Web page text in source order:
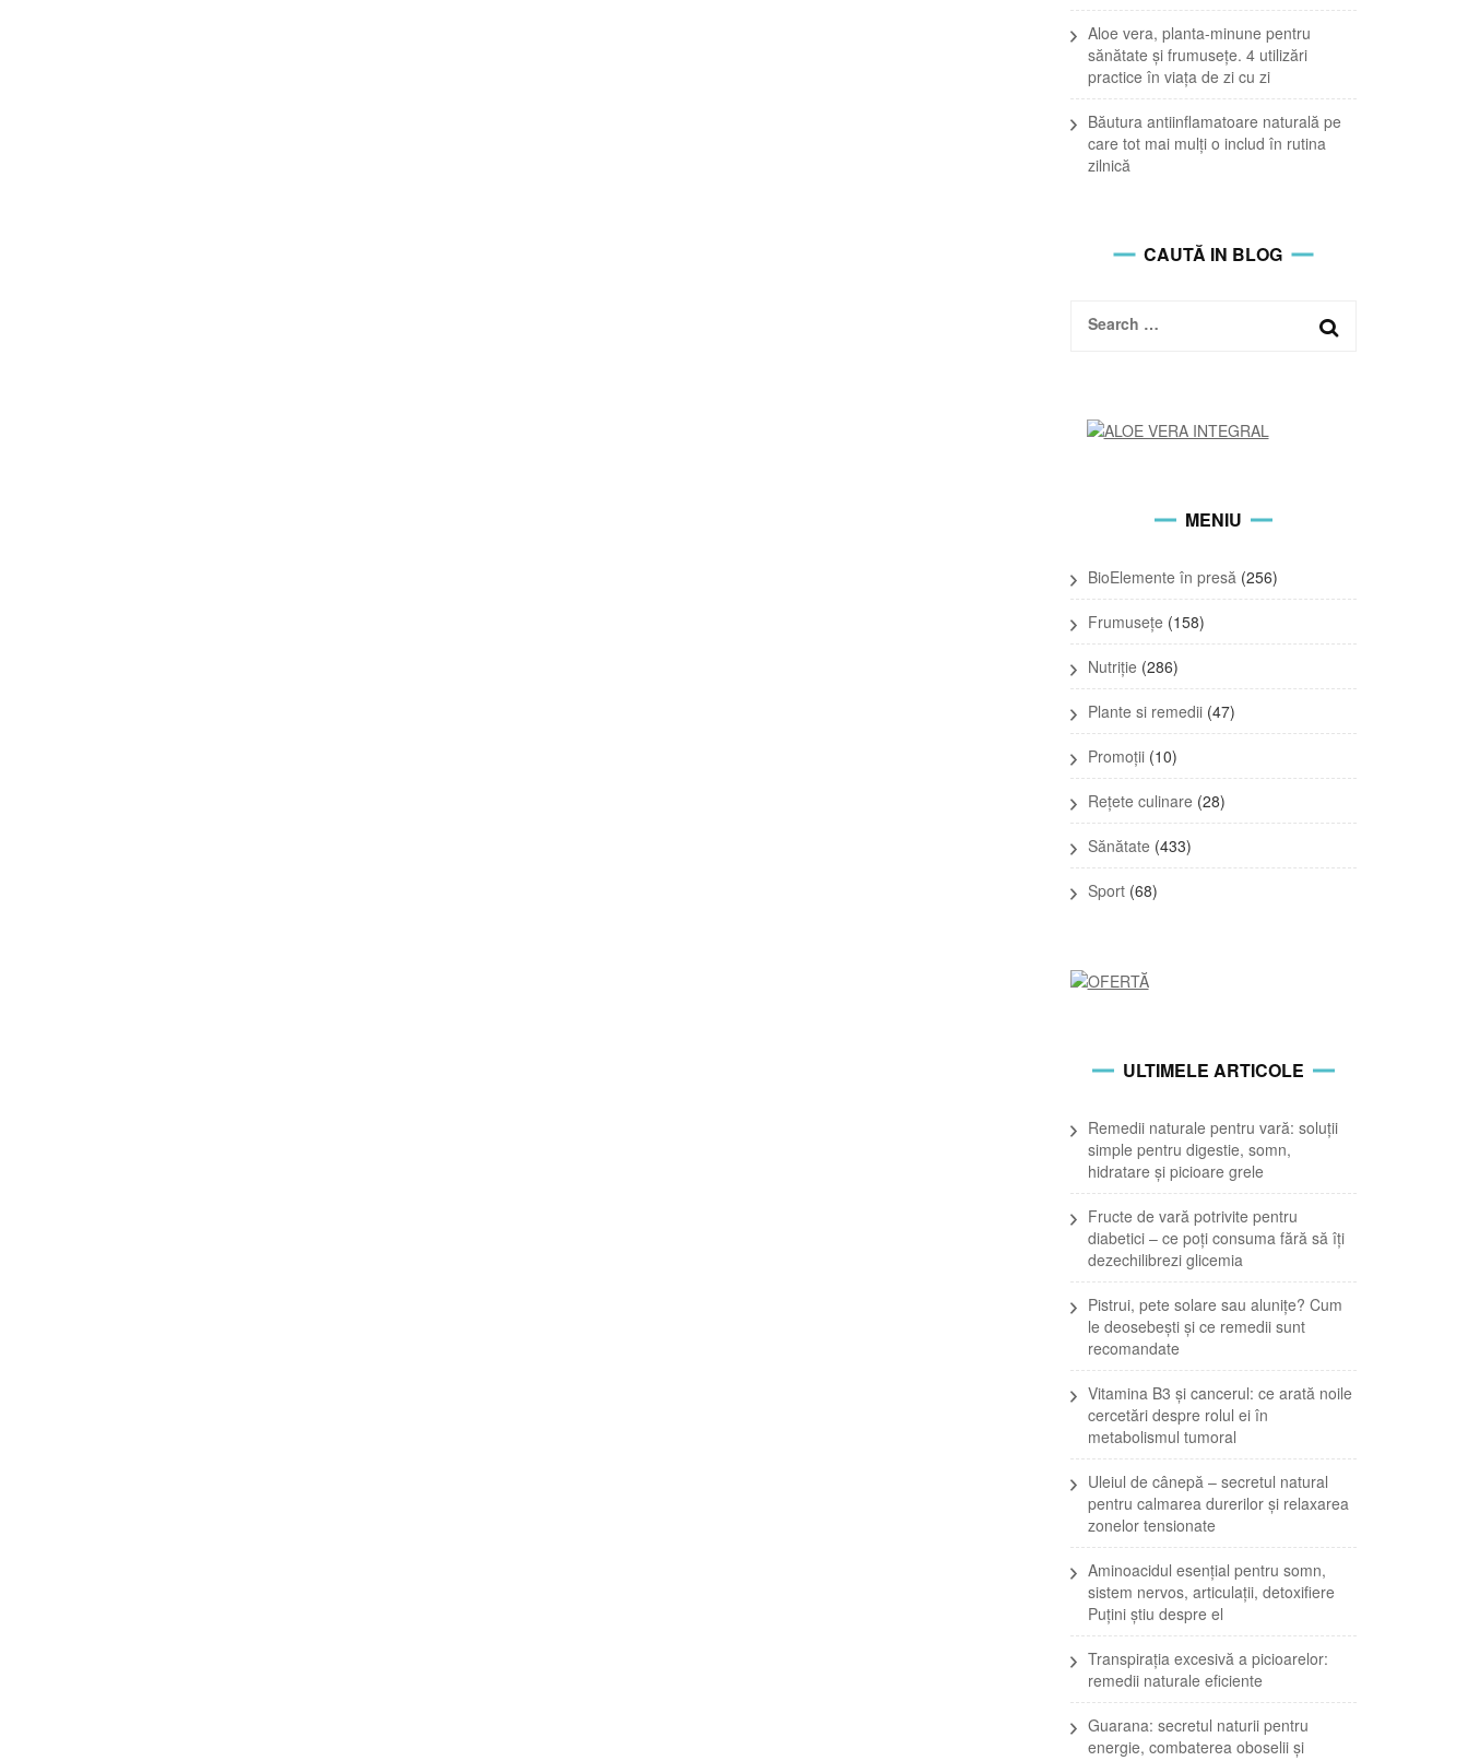
Aloe vera, planta-minune pentru
sănătate și frumusețe. 4 utilizări
practice în viața de zi cu zi
Băutura antiinflamatoare naturală pe
care tot mai mulți o includ în rutina
zilnică
CAUTĂ IN BLOG
Search
MENIU
BioElemente în presă(256)
Frumusețe (158)
Nutriție (286)
Plante si remedii(47)
Promoții(10)
Rețete culinare (28)
Sănătate (433)
Sport(68)
ULTIMELE ARTICOLE
Remedii naturale pentru vară: soluții
simple pentru digestie, somn,
hidratare și picioare grele
Fructe de vară potrivite pentru
diabetici – ce poți consuma fără să îți
dezechilibrezi glicemia
Pistrui, pete solare sau alunițe? Cum
le deosebești și ce remedii sunt
recomandate
Vitamina B3 și cancerul: ce arată noile
cercetări despre rolul ei în
metabolismul tumoral
Uleiul de cânepă – secretul natural
pentru calmarea durerilor și relaxarea
zonelor tensionate
Aminoacidul esențial pentru somn,
sistem nervos, articulații, detoxifiere
Puțini știu despre el
Transpirația excesivă a picioarelor:
remedii naturale eficiente
Guarana: secretul naturii pentru
energie, combaterea oboselii și